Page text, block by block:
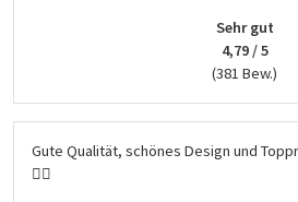
Gute Qualität, schönes Design und
👍🏻
Sehr gut
4,79 / 5
(381 Bew.)